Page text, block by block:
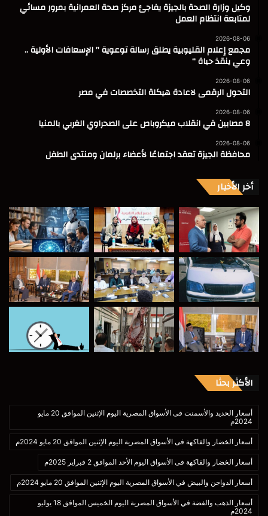
وكيل وزارة الصحة بالجيزة يفاجئ مركز صحة العمرانية بمرور مسائي
لمتابعة انتظام العمل
2026-08-06
مجمع إعلام القليوبية يطلق رسالة توعوية ” الإسعافات الأولية ..
وعي ينقذ حياة “
2026-08-06
التحول الرقمى لاعادة هيكلة التخصصات في مصر
2026-08-06
8 مصابين في انقلاب ميكروباص على الصحراوي الغربي بالمنيا
2026-08-06
محافظة الجيزة تعقد اجتماعًا لأعضاء برلمان ومنتدى الطفل
أخر الأخبار
الأكثر بحثا
أسعار الحديد والأسمنت فى الأسواق المصرية اليوم الإثنين الموافق 20 مايو
2024م
أسعار الخضار والفاكهة فى الأسواق المصرية اليوم الإثنين الموافق 20 مايو 2024م
أسعار الخضار والفاكهة فى الأسواق اليوم الأحد الموافق 2 فبراير 2025م
أسعار الدواجن والبيض في الأسواق المصرية اليوم الإثنين الموافق 20 مايو 2024م
أسعار الذهب والفضة في الأسواق المصرية اليوم الخميس الموافق 18 يوليو
2024م